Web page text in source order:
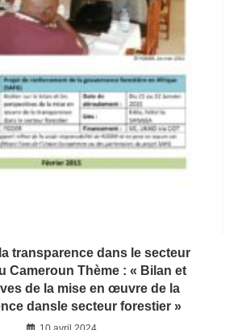
transparence dans le secteur
Cameroun Thème : « Bilan et
de la mise en œuvre de la
dansle secteur forestier »